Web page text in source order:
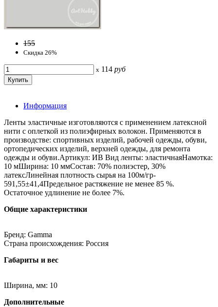
155
Скидка 26%
x 114 руб
Информация
Ленты эластичные изготовляются с применением латексной
нити с оплеткой из полиэфирных волокон. Применяются в
производстве: спортивных изделий, рабочей одежды, обуви,
ортопедических изделий, верхней одежды, для ремонта
одежды и обуви.Артикул: ИВ Вид ленты: эластичнаяНамотка:
10 мШирина: 10 ммСостав: 70% полиэстер, 30%
латексЛинейная плотность сырья на 100м/гр-
591,55±41,4Предельное растяжение не менее 85 %.
Остаточное удлинение не более 7%.
Общие характеристики
Бренд: Gamma
Страна происхождения: Россия
Габариты и вес
Ширина, мм: 10
Дополнительные